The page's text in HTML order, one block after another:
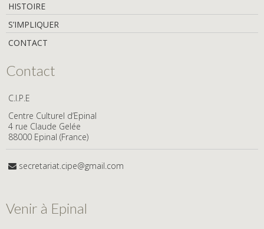
HISTOIRE
S’IMPLIQUER
CONTACT
Contact
C.I.P.E
Centre Culturel d’Epinal
4 rue Claude Gelée
88000 Epinal (France)
secretariat.cipe@gmail.com
Venir à Epinal